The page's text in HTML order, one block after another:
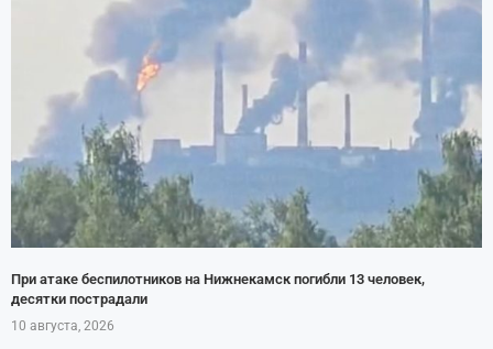
При атаке беспилотников на Нижнекамск погибли 13 человек,
десятки пострадали
10 августа, 2026